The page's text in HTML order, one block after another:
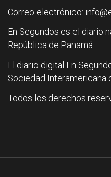
Correo electrónico:
En Segundos es el diario
República de Panamá.
El diario digital En
Sociedad Interamericana
Todos los derechos